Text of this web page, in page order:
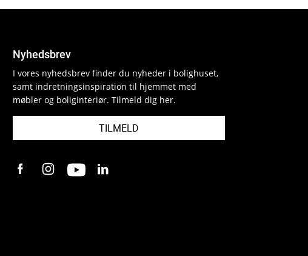
Nyhedsbrev
I vores nyhedsbrev finder du nyheder i bolighuset,
samt indretningsinspiration til hjemmet med
møbler og boliginteriør. Tilmeld dig her.
TILMELD